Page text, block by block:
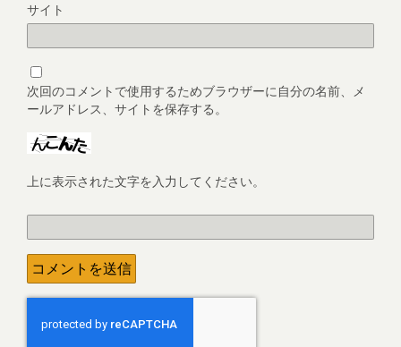
サイト
次回のコメントで使用するためブラウザーに自分の名前、メ
ールアドレス、サイトを保存する。
上に表示された文字を入力してください。